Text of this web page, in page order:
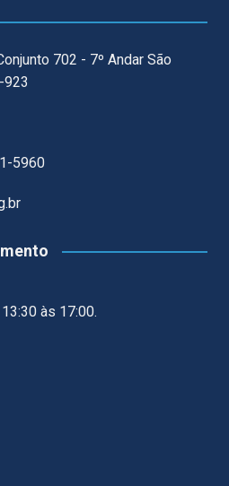
702 - 7º Andar São
923
5960
às 17:00.